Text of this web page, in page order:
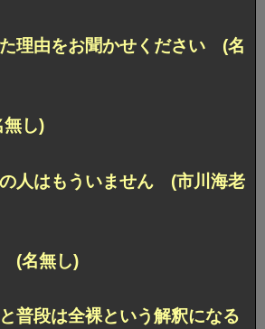
理由をお聞かせください (名
し)
人はもういません (市川海老
(名無し)
普段は全裸という解釈になる